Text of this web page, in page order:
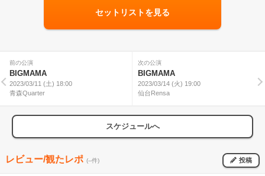
セットリストを見る
前の公演
BIGMAMA
2023/03/11 (土) 18:00
青森Quarter
次の公演
BIGMAMA
2023/03/14 (火) 19:00
仙台Rensa
スケジュールへ
レビュー/観たレポ (--件) 投稿